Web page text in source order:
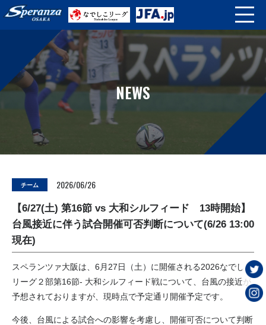
NEWS
チーム 2026/06/26
【6/27(土) 第16節 vs 大和シルフィード 13時開始】
台風接近に伴う試合開催可否判断について(6/26 13:00
現在)
スペランツァ大阪は、6月27日（土）に開催される2026なでしこ
リーグ２部第16節- 大和シルフィード戦について、台風の接近が
予想されておりますが、現時点で予定通リ開催予定です。
今後、台風による試合への影響を考慮し、開催可否について判断